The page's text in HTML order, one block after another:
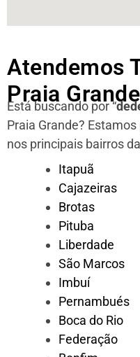
Atendemos
Praia
Está buscando por “
Praia Grande? Estamos
nos principais bairros
Itapuã
Cajazeiras
Brotas
Pituba
Liberdade
São Marcos
Imbuí
Pernambués
Boca do Rio
Federação